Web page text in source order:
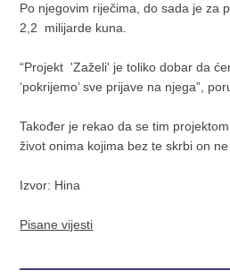
Po njegovim riječima, do sada je za
2,2 milijarde kuna.
“Projekt 'Zaželi' je toliko dobar da
‘pokrijemo’ sve prijave na njega”,
Također je rekao da se tim
život onima kojima bez te skrbi on
Izvor: Hina
Pisane vijesti